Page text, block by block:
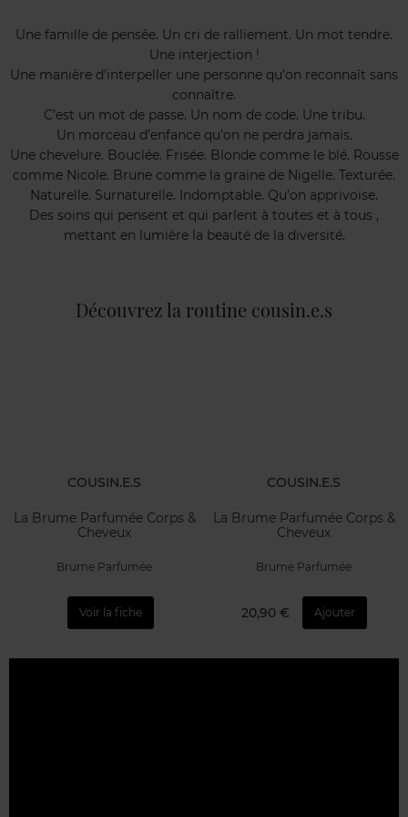
Une famille de pensée. Un cri de ralliement. Un mot tendre.
Une interjection !
Une manière d’interpeller une personne qu’on reconnaît sans
connaître.
C’est un mot de passe. Un nom de code. Une tribu.
Un morceau d’enfance qu’on ne perdra jamais.
Une chevelure. Bouclée. Frisée. Blonde comme le blé. Rousse
comme Nicole. Brune comme la graine de Nigelle. Texturée.
Naturelle. Surnaturelle. Indomptable. Qu’on apprivoise.
Des soins qui pensent et qui parlent à toutes et à tous ,
mettant en lumière la beauté de la diversité.
Découvrez la routine cousin.e.s
COUSIN.E.S
La Brume Parfumée Corps &
Cheveux
Brume Parfumée
Voir la fiche
COUSIN.E.S
La Brume Parfumée Corps &
Cheveux
Brume Parfumée
20,90 € Ajouter